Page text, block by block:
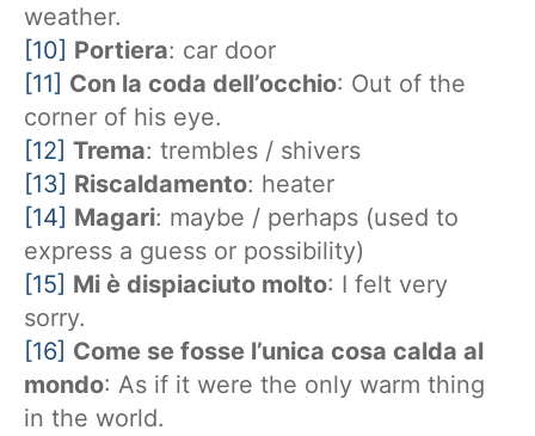
weather.
[10]
Portiera: car door
[11]
Con la coda dell’occhio: Out of the
corner of his eye.
[12] Trema: trembles / shivers
[13]
Riscaldamento: heater
[14]
Magari: maybe / perhaps (used to
express a guess or possibility)
[15]
Mi è dispiaciuto molto: I felt very
sorry.
[16] Come se fosse l’unica cosa calda al
mondo: As if it were the only warm thing
in the world.